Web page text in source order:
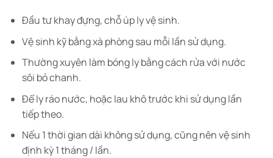
Đầu tư khay đựng, chỗ úp ly vệ sinh.
Vệ sinh kỹ bằng xà phòng sau mỗi lần sử dụng.
Thường xuyên làm bóng ly bằng cách rửa với nước
sôi bỏ chanh.
Để ly ráo nước, hoặc lau khô trước khi sử dụng lần
tiếp theo.
Nếu 1 thời gian dài không sử dụng, cũng nên vệ sinh
định kỳ 1 tháng / lần.